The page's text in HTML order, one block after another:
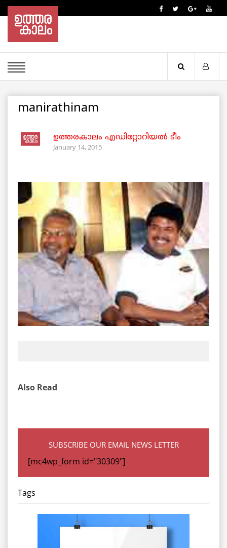
manirathinam
ഉത്തരകാലം എഡിറ്റോറിയല്‍ ടീം
January 14, 2015
Also Read
SUBSCRIBE OUR EMAIL NEWS LETTER
[mc4wp_form id="30309"]
Tags